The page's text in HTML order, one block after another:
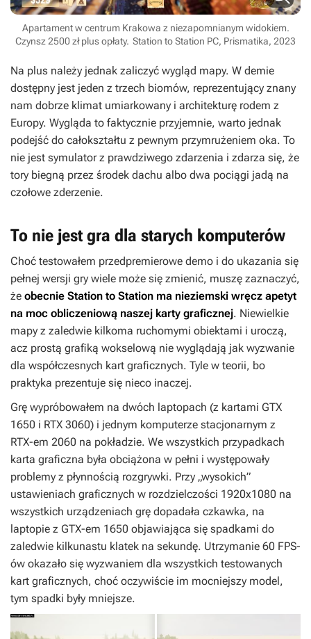
Apartament w centrum Krakowa z niezapomnianym widokiem.
Czynsz 2500 zł plus opłaty. Station to Station PC, Prismatika, 2023
Na plus należy jednak zaliczyć wygląd mapy. W demie
dostępny jest jeden z trzech biomów, reprezentujący znany
nam dobrze klimat umiarkowany i architekturę rodem z
Europy. Wygląda to faktycznie przyjemnie, warto jednak
podejść do całokształtu z pewnym przymrużeniem oka. To
nie jest symulator z prawdziwego zdarzenia i zdarza się, że
tory biegną przez środek dachu albo dwa pociągi jadą na
czołowe zderzenie.
To nie jest gra dla starych komputerów
Choć testowałem przedpremierowe demo i do ukazania się
pełnej wersji gry wiele może się zmienić, muszę zaznaczyć,
że obecnie Station to Station ma nieziemski wręcz apetyt
na moc obliczeniową naszej karty graficznej. Niewielkie
mapy z zaledwie kilkoma ruchomymi obiektami i uroczą,
acz prostą grafiką wokselową nie wyglądają jak wyzwanie
dla współczesnych kart graficznych. Tyle w teorii, bo
praktyka prezentuje się nieco inaczej.
Grę wypróbowałem na dwóch laptopach (z kartami GTX
1650 i RTX 3060) i jednym komputerze stacjonarnym z
RTX-em 2060 na pokładzie. We wszystkich przypadkach
karta graficzna była obciążona w pełni i występowały
problemy z płynnością rozgrywki. Przy „wysokich”
ustawieniach graficznych w rozdzielczości 1920x1080 na
wszystkich urządzeniach grę dopadała czkawka, na
laptopie z GTX-em 1650 objawiająca się spadkami do
zaledwie kilkunastu klatek na sekundę. Utrzymanie 60 FPS-
ów okazało się wyzwaniem dla wszystkich testowanych
kart graficznych, choć oczywiście im mocniejszy model,
tym spadki były mniejsze.